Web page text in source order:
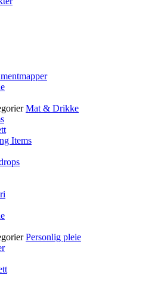
Mat & Drikke
Items
Personlig pleie